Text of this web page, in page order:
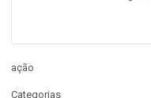
ação
Categorias